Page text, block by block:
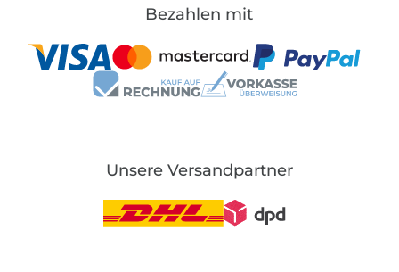
Bezahlen mit
Unsere Versandpartner